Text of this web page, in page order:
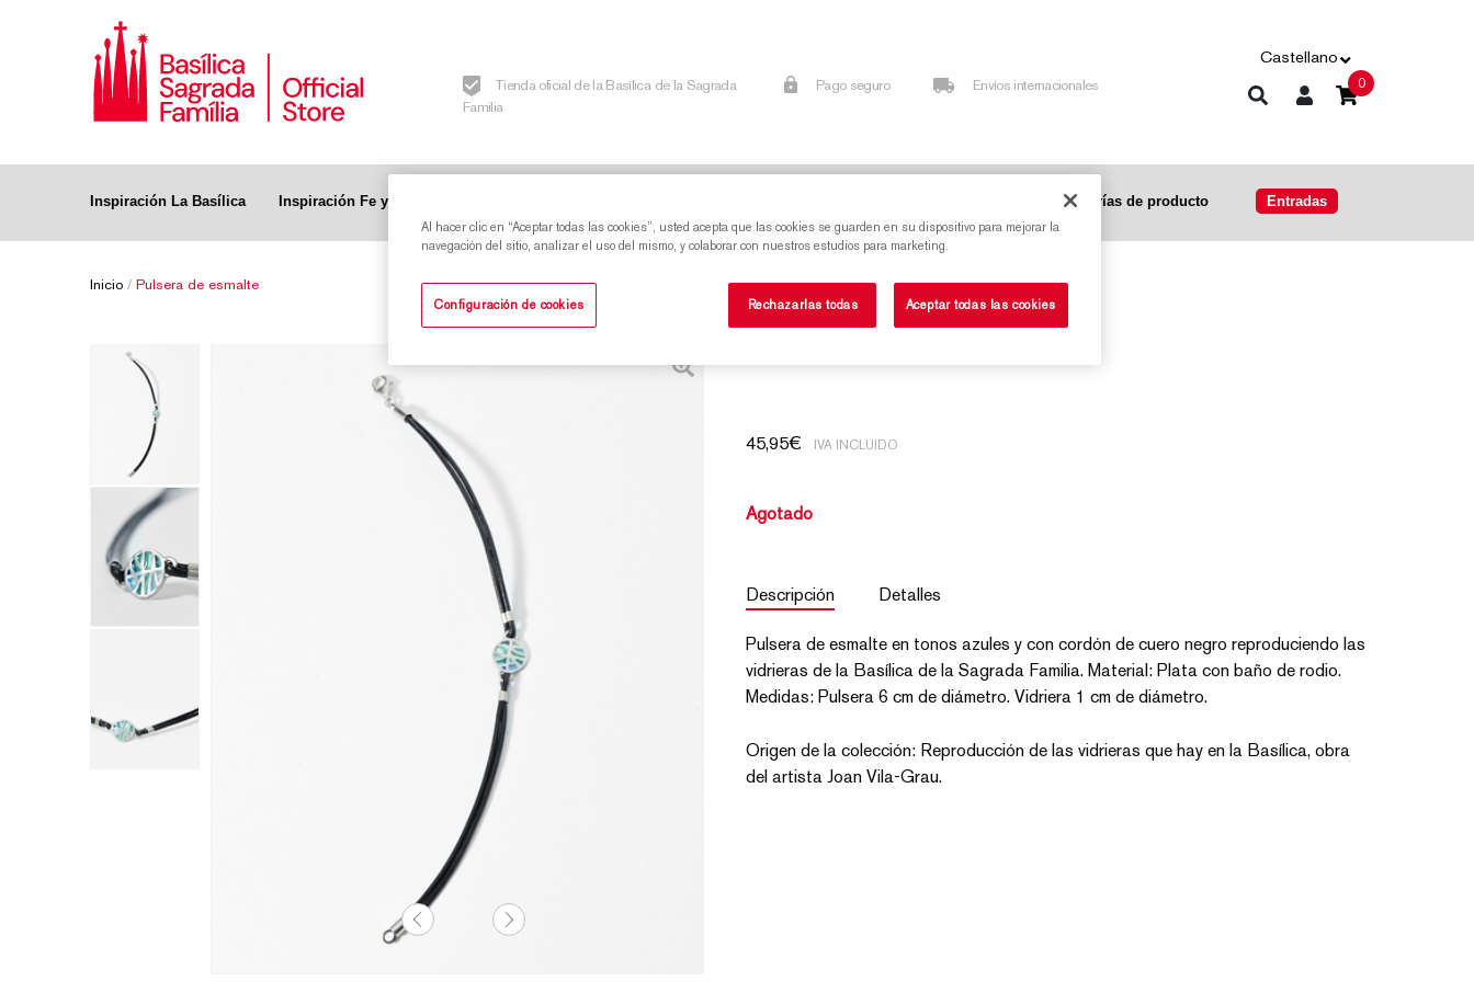
Tienda oficial de la Basílica de la Sagrada
Familia
Pago seguro Envíos internacionales
Castellano
0
Inspiración La Basílica Inspiración Fe y Liturgia Categorías de producto Entradas
Inicio / Pulsera de esmalte
45,95€ IVA INCLUIDO
Agotado
Descripción Detalles
Pulsera de esmalte en tonos azules y con cordón de cuero negro reproduciendo las
vidrieras de la Basílica de la Sagrada Familia. Material: Plata con baño de rodio.
Medidas: Pulsera 6 cm de diámetro. Vidriera 1 cm de diámetro.
Origen de la colección: Reproducción de las vidrieras que hay en la Basílica, obra
del artista Joan Vila-Grau.
Al hacer clic en “Aceptar todas las cookies”, usted acepta que las cookies se guarden en su dispositivo para mejorar la
navegación del sitio, analizar el uso del mismo, y colaborar con nuestros estudios para marketing.
Configuración de cookies Rechazarlas todas Aceptar todas las cookies